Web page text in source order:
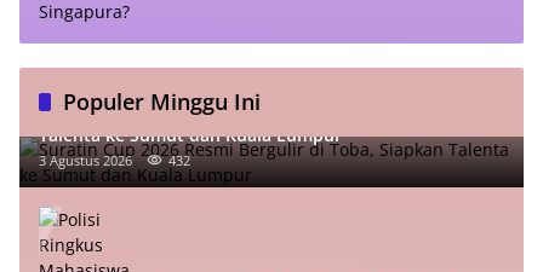
Populer Minggu Ini
Suratin Cup 2026 Resmi Bergulir di Toba, Siapkan
Talenta ke Sumut dan Kuala Lumpur
3 Agustus 2026 432